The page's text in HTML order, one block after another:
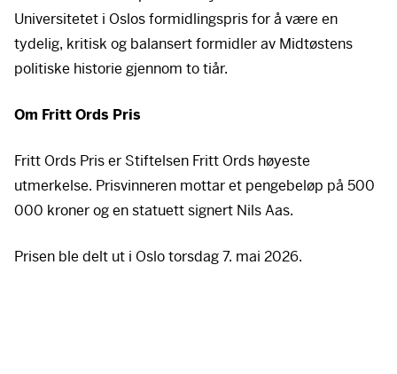
Universitetet i Oslos formidlingspris for å være en
tydelig, kritisk og balansert formidler av Midtøstens
politiske historie gjennom to tiår.
Om Fritt Ords Pris
Fritt Ords Pris er Stiftelsen Fritt Ords høyeste
utmerkelse. Prisvinneren mottar et pengebeløp på 500
000 kroner og en statuett signert Nils Aas.
Prisen ble delt ut i Oslo torsdag 7. mai 2026.